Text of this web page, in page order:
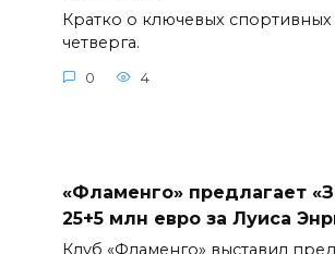
Кратко о ключевых спортивных
четверга.
0 4
«Фламенго» предлагает
25+5 млн евро за Луиса
Клуб «Фламенго» выставил